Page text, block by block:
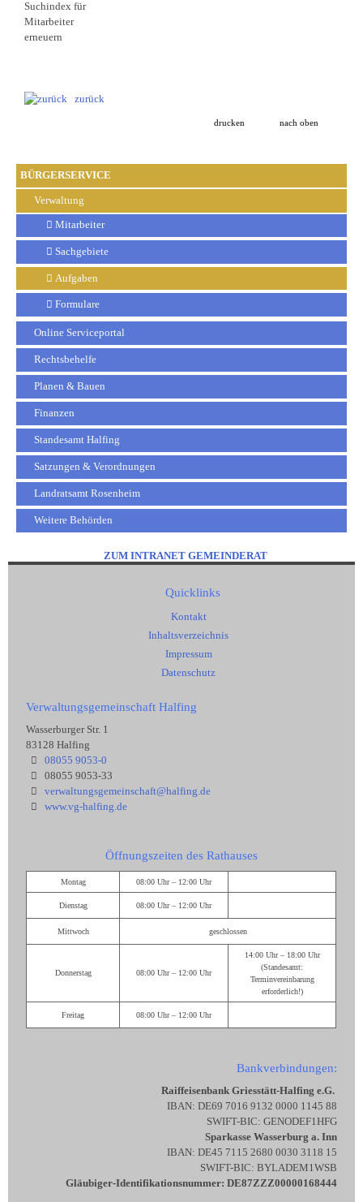
BÜRGERSERVICE
Verwaltung
Mitarbeiter
Sachgebiete
Aufgaben
Formulare
Online Serviceportal
Rechtsbehelfe
Planen & Bauen
Finanzen
Standesamt Halfing
Satzungen & Verordnungen
Landratsamt Rosenheim
Weitere Behörden
zurück
drucken nach oben
ZUM INTRANET GEMEINDERAT
Quicklinks
Kontakt
Inhaltsverzeichnis
Impressum
Datenschutz
Verwaltungsgemeinschaft Halfing
Wasserburger Str. 1
83128 Halfing
08055 9053-0
08055 9053-33
verwaltungsgemeinschaft@halfing.de
www.vg-halfing.de
Öffnungszeiten des Rathauses
Montag 08:00 Uhr – 12:00 Uhr
Dienstag 08:00 Uhr – 12:00 Uhr
Mittwoch geschlossen
Donnerstag 08:00 Uhr – 12:00 Uhr
14:00 Uhr – 18:00 Uhr
(Standesamt:
Terminvereinbarung
erforderlich!)
Freitag 08:00 Uhr – 12:00 Uhr
Bankverbindungen:
Raiffeisenbank Griesstätt-Halfing e.G.
IBAN: DE69 7016 9132 0000 1145 88
SWIFT-BIC: GENODEF1HFG
Sparkasse Wasserburg a. Inn
IBAN: DE45 7115 2680 0030 3118 15
SWIFT-BIC: BYLADEM1WSB
Gläubiger-Identifikationsnummer: DE87ZZZ00000168444